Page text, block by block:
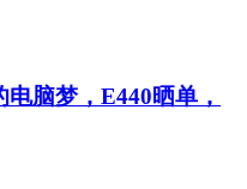
脑梦，E440晒单，